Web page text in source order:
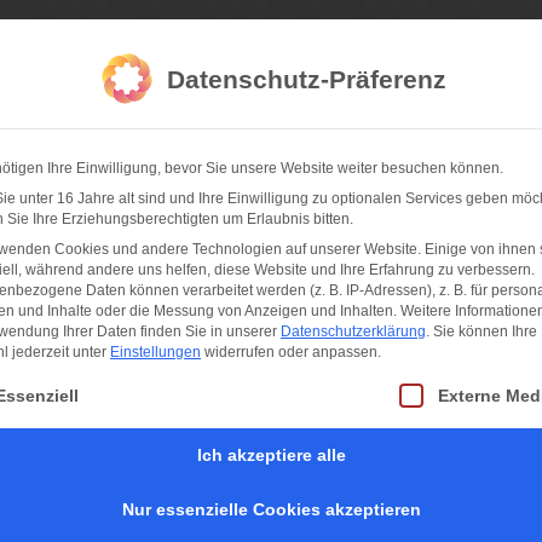
Fotografie
Feste
2024 /2025 vom offiziellen
der Narrhalla
Zum Jahreswechsel wünscht das offizielle
Faschingsprinzenpaar der Landeshauptstadt
Jugendprinzenpaar Johan I. und Hannah I. mit
Datenschutz-Präferenz
Ihre Einwilligung, bevor Sie unsere Website weiter besuchen können.
unter 16 Jahre alt sind und Ihre Einwilligung zu optionalen Services geben
Sie Ihre Erziehungsberechtigten um Erlaubnis bitten.
Cookies und andere Technologien auf unserer Website. Einige von ihnen
während andere uns helfen, diese Website und Ihre Erfahrung zu verbessern.
Daten können verarbeitet werden (z. B. IP-Adressen), z. B. für
und Inhalte oder die Messung von Anzeigen und Inhalten. Weitere
Ihrer Daten finden Sie in unserer Datenschutzerklärung. Sie können Ihre
jederzeit unter Einstellungen widerrufen oder anpassen.
eine Liste der Service-Gruppen, für die eine Einwilligung erteilt werden
Externe
Ich akzeptiere alle
Nur essenzielle Cookies akzeptieren